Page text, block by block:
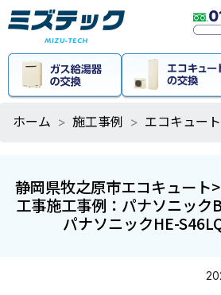
ホーム 施工事例 エコキュート
静岡県牧之原市エコキュート
工事施工事例：パナソニック
パナソニックHE-